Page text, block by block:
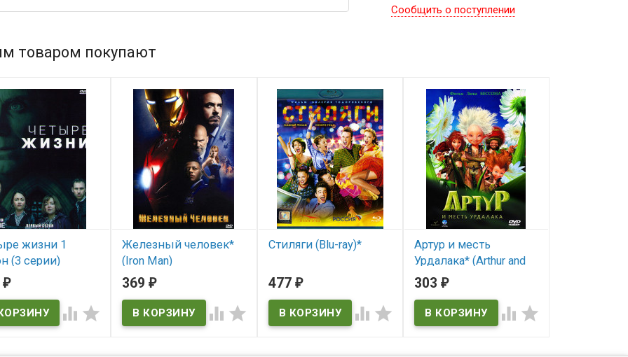
Сообщить о поступлении
товаром покупают
жизни 1
(3 серии)
₽
 
Железный человек*
(Iron Man)
В наличии
Iron Man
369₽
 
Стиляги (Blu-ray)*
477 ₽
 
Артур и месть
Урдалака* (Arthur and
the Revenge of
303₽
 